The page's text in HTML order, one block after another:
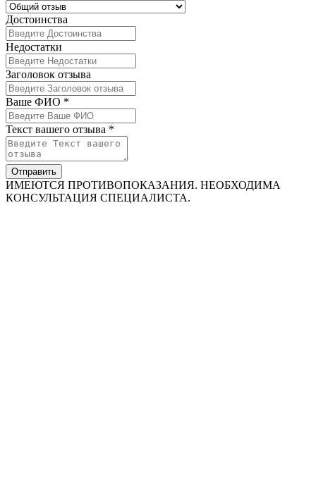
Достоинства
Недостатки
Заголовок отзыва
Ваше ФИО *
Текст вашего отзыва *
Отправить
ИМЕЮТСЯ ПРОТИВОПОКАЗАНИЯ. НЕОБХОДИМА
КОНСУЛЬТАЦИЯ СПЕЦИАЛИСТА.